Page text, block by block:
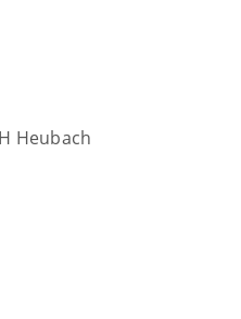
Heubach